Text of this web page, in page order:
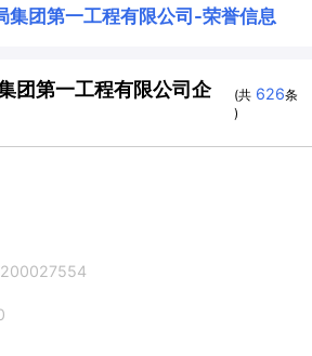
集团第一工程有限公司 -荣誉信息
团第一工程有限公司企
(共 626条
)